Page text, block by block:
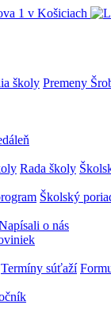
školy Premeny
Rada školy
Školský
o nás
Termíny súťaží